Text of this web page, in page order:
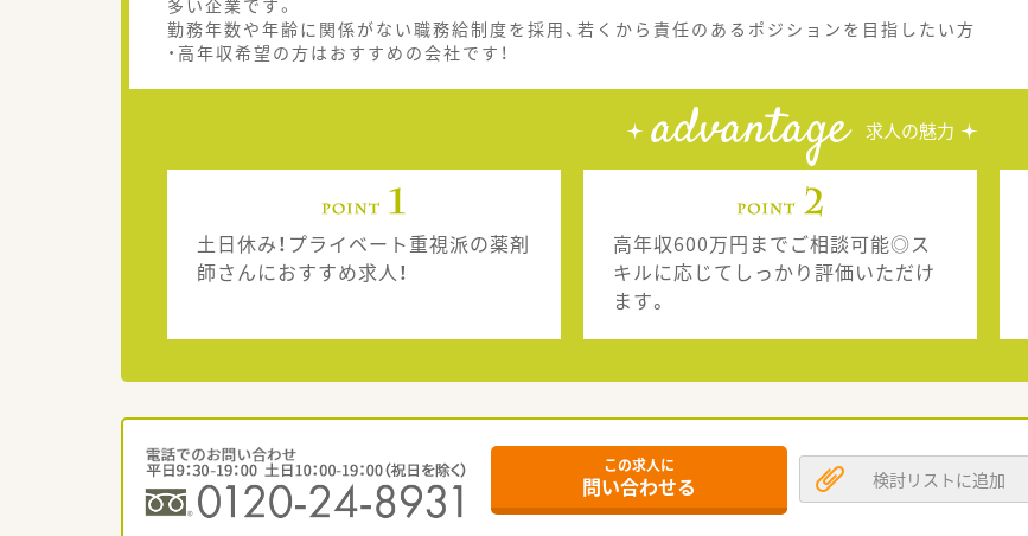
多い企業です。
勤務年数や年齢に関係がない職務給制度を採用、若くから責任のあるポジションを目指したい方
・高年収希望の方はおすすめの会社です！
advantage 求人の魅力
土日休み！プライベート重視派の薬剤
師さんにおすすめ求人！
高年収600万円までご相談可能◎ス
キルに応じてしっかり評価いただけ
ます。
この求人に
問い合わせる 検討リストに追加